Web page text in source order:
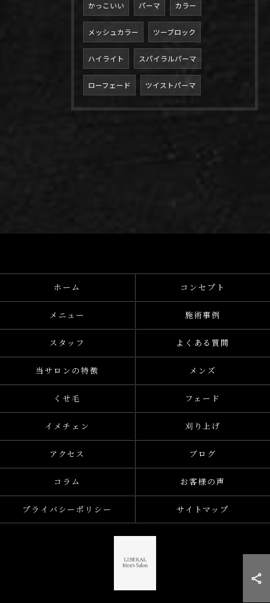
かっこいい パーマ カラー
メッシュカラー ツーブロック
ハイライト スパイラルパーマ
ローフェード ツイストパーマ
ホーム コンセプト
メニュー 施術事例
スタッフ よくある質問
当サロンの特徴 メンズ
くせ毛 フェード
イメチェン 刈り上げ
アクセス ブログ
コラム お客様の声
プライバシーポリシー サイトマップ